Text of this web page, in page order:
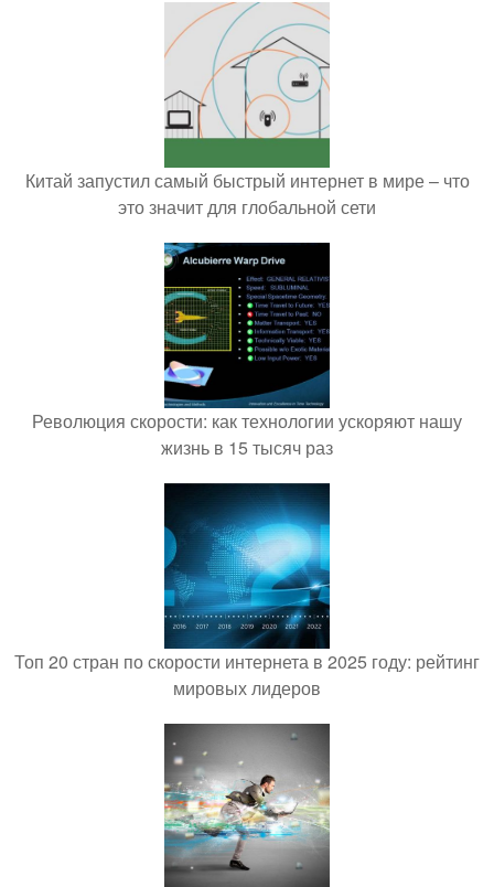
Китай запустил самый быстрый интернет в мире – что
это значит для глобальной сети
Революция скорости: как технологии ускоряют нашу
жизнь в 15 тысяч раз
Топ 20 стран по скорости интернета в 2025 году: рейтинг
мировых лидеров